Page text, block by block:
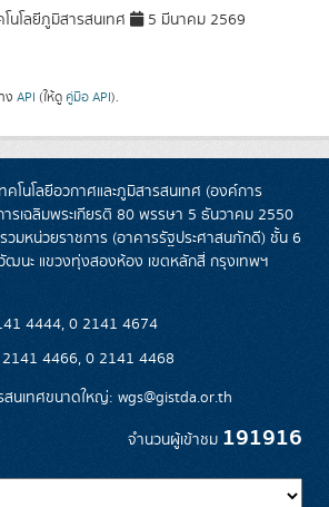
นโลยีภูมิสารสนเทศ 5 มีนาคม 2569
ง API (ให้ดู คู่มือ API).
โนโลยีอวกาศและภูมิสารสนเทศ (องค์การ
รเฉลิมพระเกียรติ 80 พรรษา 5 ธันวาคม 2550
วมหน่วยราชการ (อาคารรัฐประศาสนภักดี) ชั้น 6
ฒนะ แขวงทุ่งสองห้อง เขตหลักสี่ กรุงเทพฯ
4444, 0 2141 4674
4466, 0 2141 4468
นเทศขนาดใหญ่: wgs@gistda.or.th
จำนวนผู้เข้าชม 191916